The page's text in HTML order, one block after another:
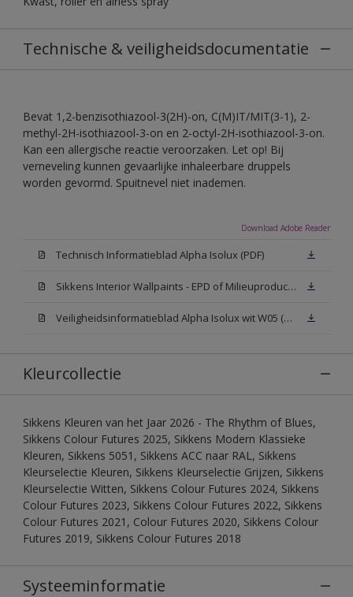
Technische & veiligheidsdocumentatie
Bevat 1,2-benzisothiazool-3(2H)-on, C(M)IT/MIT(3-1), 2-
methyl-2H-isothiazool-3-on en 2-octyl-2H-isothiazool-3-on.
Kan een allergische reactie veroorzaken. Let op! Bij
verneveling kunnen gevaarlijke inhaleerbare druppels
worden gevormd. Spuitnevel niet inademen.
Download Adobe Reader
Technisch Informatieblad Alpha Isolux (PDF)
Sikkens Interior Wallpaints - EPD of Milieuproductverklaring
Veiligheidsinformatieblad Alpha Isolux wit W05 (SDS)
Kleurcollectie
Sikkens Kleuren van het Jaar 2026 - The Rhythm of Blues,
Sikkens Colour Futures 2025, Sikkens Modern Klassieke
Kleuren, Sikkens 5051, Sikkens ACC naar RAL, Sikkens
Kleurselectie Kleuren, Sikkens Kleurselectie Grijzen, Sikkens
Kleurselectie Witten, Sikkens Colour Futures 2024, Sikkens
Colour Futures 2023, Sikkens Colour Futures 2022, Sikkens
Colour Futures 2021, Colour Futures 2020, Sikkens Colour
Futures 2019, Sikkens Colour Futures 2018
Systeeminformatie